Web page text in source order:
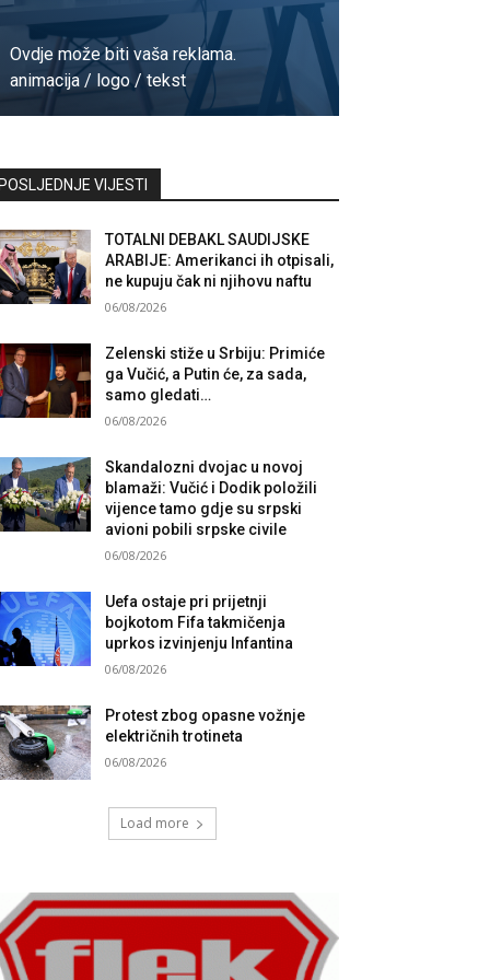
Ovdje može biti vaša reklama.
animacija / logo / tekst
VIJESTI
TOTALNI DEBAKL SAUDIJSKE
ARABIJE: Amerikanci ih otpisali,
ne kupuju čak ni njihovu naftu
06/08/2026
Zelenski stiže u Srbiju: Primiće
ga Vučić, a Putin će, za sada,
samo gledati…
06/08/2026
Skandalozni dvojac u novoj
blamaži: Vučić i Dodik položili
vijence tamo gdje su srpski
avioni pobili srpske civile
06/08/2026
Uefa ostaje pri prijetnji
bojkotom Fifa takmičenja
uprkos izvinjenju Infantina
06/08/2026
Protest zbog opasne vožnje
električnih trotineta
06/08/2026
Load more